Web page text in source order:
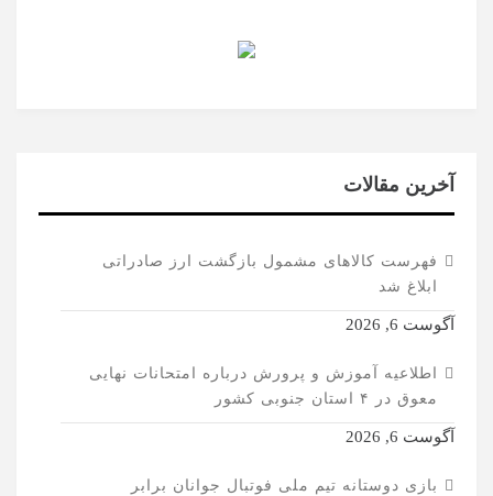
آخرین مقالات
فهرست کالاهای مشمول بازگشت ارز صادراتی
ابلاغ شد
آگوست 6, 2026
اطلاعیه آموزش و پرورش درباره امتحانات نهایی
معوق در ۴ استان جنوبی کشور
آگوست 6, 2026
بازی دوستانه تیم ملی فوتبال جوانان برابر